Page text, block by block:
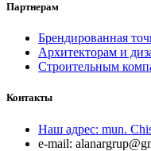
Партнерам
Брендированная
Архитекторам и
Строительным
Контакты
Наш адрес: mun.
e-mail: